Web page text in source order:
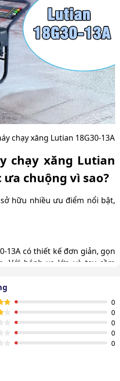
chạy xăng Lutian 18G30-13A
chạy xăng Lutian
ưa chuộng vì sao?
hữu nhiều ưu điểm nổi bật,
13A có thiết kế đơn giản, gọn
Với bánh xe lớn và tay cầm
0
0
0
0
0